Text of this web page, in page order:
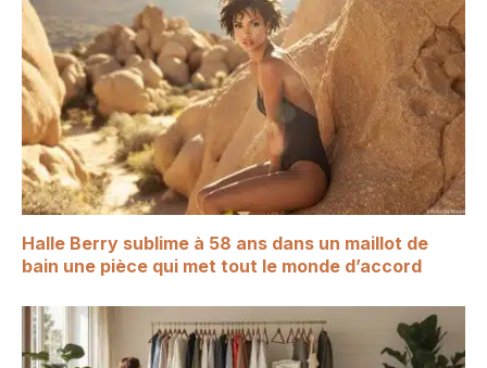
Halle Berry sublime à 58 ans dans un maillot de
bain une pièce qui met tout le monde d’accord